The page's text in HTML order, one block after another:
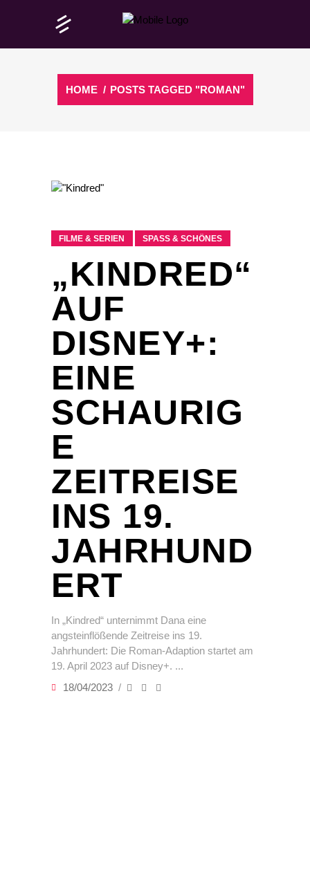
HOME / POSTS TAGGED "ROMAN"
FILME & SERIEN SPASS & SCHÖNES
„KINDRED“
AUF
DISNEY+:
EINE
SCHAURIG
E
ZEITREISE
INS 19.
JAHRHUND
ERT
In „Kindred“ unternimmt Dana eine
angsteinflößende Zeitreise ins 19.
Jahrhundert: Die Roman-Adaption startet am
19. April 2023 auf Disney+.
18/04/2023